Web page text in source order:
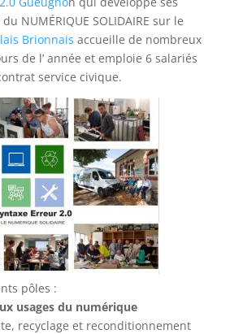
NUMÉRIQUE SOLIDAIRE sur le
Brionnais accueille de nombreux
de l’ année et emploie 6 salariés
service civique.
pôles :
usages du numérique
recyclage et reconditionnement